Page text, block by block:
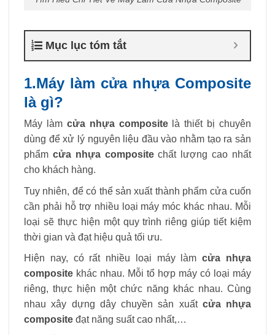
Mục lục tóm tắt
1.Máy làm cửa nhựa Composite
là gì?
Máy làm cửa nhựa compositelà thiết bị chuyên
dùng để xử lý nguyên liệu đầu vào nhằm tạo ra sản
phẩm cửa nhựa compositechất lượng cao nhất
cho khách hàng.
Tuy nhiên, để có thể sản xuất thành phẩm cửa cuốn
cần phải hỗ trợ nhiều loại máy móc khác nhau. Mỗi
loại sẽ thực hiện một quy trình riêng giúp tiết kiệm
thời gian và đạt hiệu quả tối ưu.
Hiện nay, có rất nhiều loại máy làmcửa nhựa
composite khác nhau. Mỗi tổ hợp máy có loại máy
riêng, thực hiện một chức năng khác nhau. Cùng
nhau xây dựng dây chuyền sản xuất cửa nhựa
composite đạt năng suất cao nhất,…